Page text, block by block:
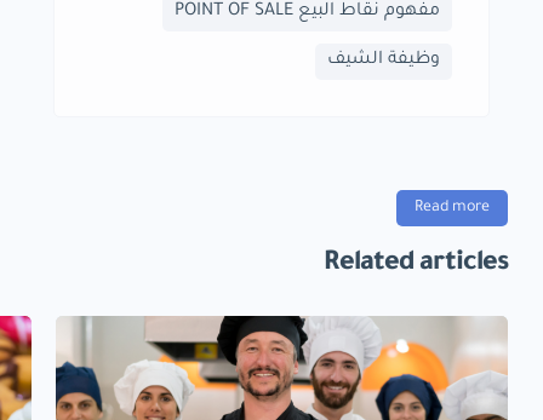
مفهوم نقاط البيع POINT OF SALE
وظيفة الشيف
Read more
Related articles